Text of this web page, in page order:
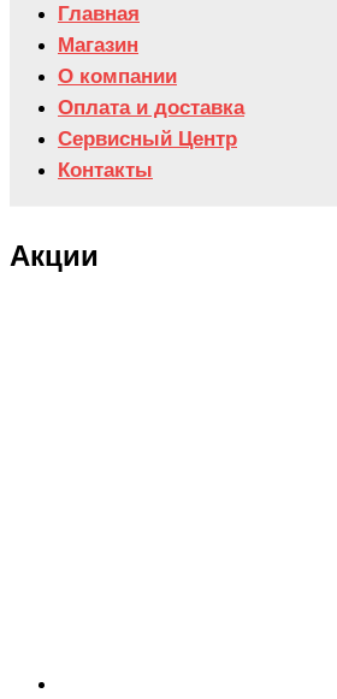
Главная
Магазин
О компании
Оплата и доставка
Сервисный Центр
Контакты
Акции